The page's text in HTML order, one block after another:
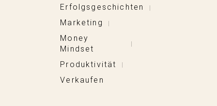
Erfolgsgeschichten |
Marketing |
Money
Mindset
|
Produktivität |
Verkaufen